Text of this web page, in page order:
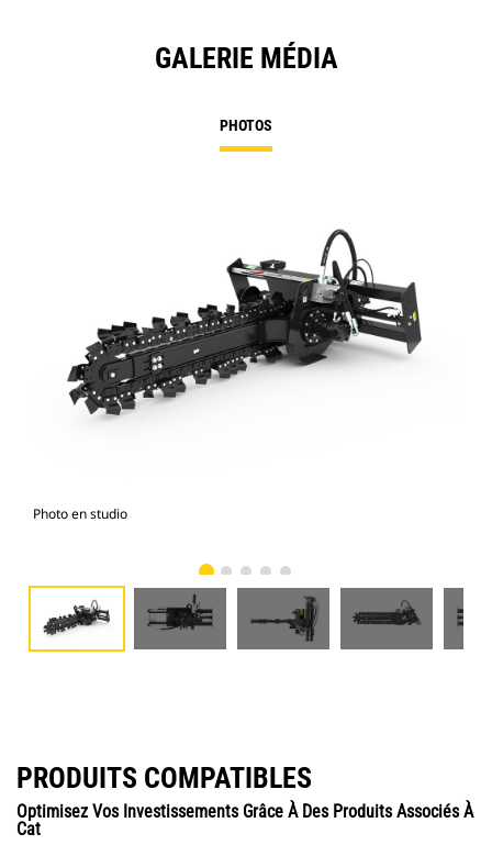
GALERIE MÉDIA
PHOTOS
Photo en studio
PRODUITS COMPATIBLES
Optimisez Vos Investissements Grâce À Des Produits Associés À
Cat